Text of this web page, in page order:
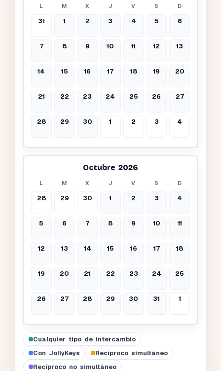
L M X J V S D
31 1 2 3 4 5 6
7 8 9 10 11 12 13
14 15 16 17 18 19 20
21 22 23 24 25 26 27
28 29 30 1 2 3 4
Octubre 2026
L M X J V S D
28 29 30 1 2 3 4
5 6 7 8 9 10 11
12 13 14 15 16 17 18
19 20 21 22 23 24 25
26 27 28 29 30 31 1
Cualquier tipo de intercambio
Con JollyKeys
Recíproco simultáneo
Recíproco no simultáneo